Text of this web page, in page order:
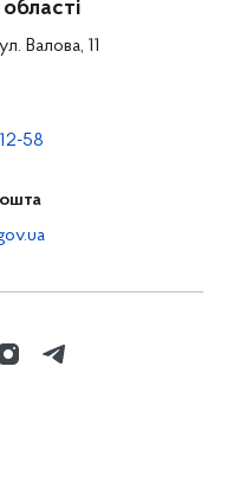
Валова, 11
58